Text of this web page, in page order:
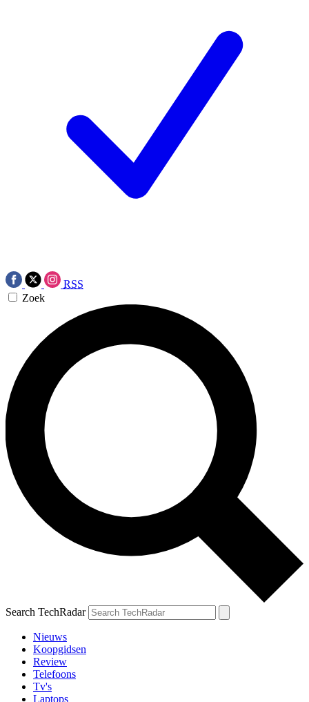
RSS
Zoek
Search TechRadar
Nieuws
Koopgidsen
Review
Telefoons
Tv's
Laptops